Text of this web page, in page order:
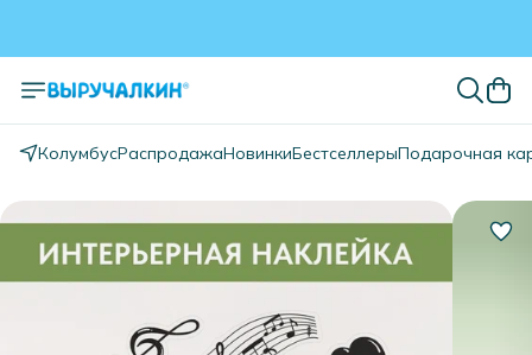
КолумбусРаспродажаНовинкиБестселлерыПодарочная